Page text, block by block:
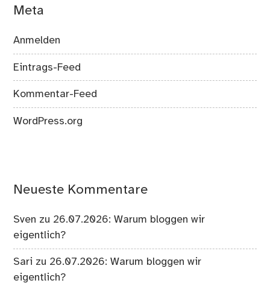
Meta
Anmelden
Eintrags-Feed
Kommentar-Feed
WordPress.org
Neueste Kommentare
Sven zu 26.07.2026: Warum bloggen wir
eigentlich?
Sari zu 26.07.2026: Warum bloggen wir
eigentlich?